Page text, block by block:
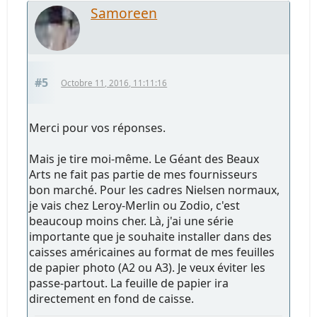
Samoreen
#5 Octobre 11, 2016, 11:11:16
Merci pour vos réponses.
Mais je tire moi-même. Le Géant des Beaux
Arts ne fait pas partie de mes fournisseurs
bon marché. Pour les cadres Nielsen normaux,
je vais chez Leroy-Merlin ou Zodio, c'est
beaucoup moins cher. Là, j'ai une série
importante que je souhaite installer dans des
caisses américaines au format de mes feuilles
de papier photo (A2 ou A3). Je veux éviter les
passe-partout. La feuille de papier ira
directement en fond de caisse.